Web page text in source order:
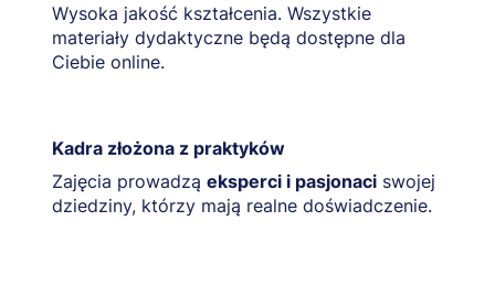
Wysoka jakość kształcenia. Wszystkie
materiały dydaktyczne będą dostępne dla
Ciebie online.
Kadra złożona z praktyków
Zajęcia prowadzą eksperci i pasjonaci swojej
dziedziny, którzy mają realne doświadczenie.